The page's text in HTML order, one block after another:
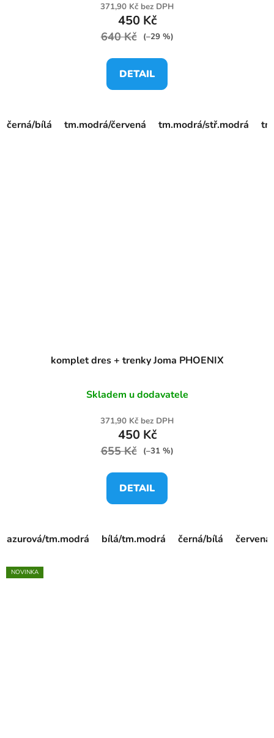
371,90 Kč bez DPH
450 Kč
640 Kč (–29 %)
DETAIL
černá/bílá tm.modrá/červená tm.modrá/stř.modrá
komplet dres + trenky Joma PHOENIX
Skladem u dodavatele
371,90 Kč bez DPH
450 Kč
655 Kč (–31 %)
DETAIL
azurová/tm.modrá bílá/tm.modrá černá/bílá
NOVINKA